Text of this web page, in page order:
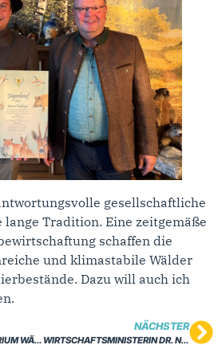
gesellschaftliche
lange Tradition. Eine zeitgemäße
schaffen die
und klimastabile Wälder
Dazu will auch ich
WIRTSCHAFTSMINISTERIUM WÄHLT DIGITAL HUB NECKAR-ALB UND SIGMARINGEN AUS
NÄCHSTER
WIRTSCHAFTSMINISTERIN DR. NICOLE HOFFMEISTER-KRAUT MDL UND MANUEL HAILFINGER MDL INFORMIEREN SICH BEI KION IN REUTLINGEN